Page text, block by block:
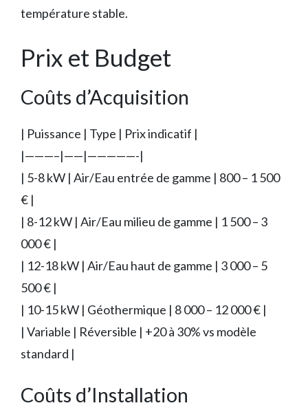
température stable.
Prix et Budget
Coûts d’Acquisition
| Puissance | Type | Prix indicatif |
|———–|——|—————-|
| 5-8 kW | Air/Eau entrée de gamme | 800 – 1 500
€ |
| 8-12 kW | Air/Eau milieu de gamme | 1 500 – 3
000 € |
| 12-18 kW | Air/Eau haut de gamme | 3 000 – 5
500 € |
| 10-15 kW | Géothermique | 8 000 – 12 000 € |
| Variable | Réversible | +20 à 30% vs modèle
standard |
Coûts d’Installation